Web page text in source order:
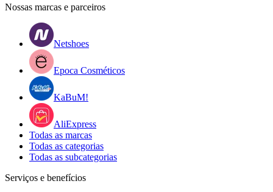
Nossas marcas e parceiros
Netshoes
Epoca Cosméticos
KaBuM!
AliExpress
Todas as marcas
Todas as categorias
Todas as subcategorias
Serviços e benefícios